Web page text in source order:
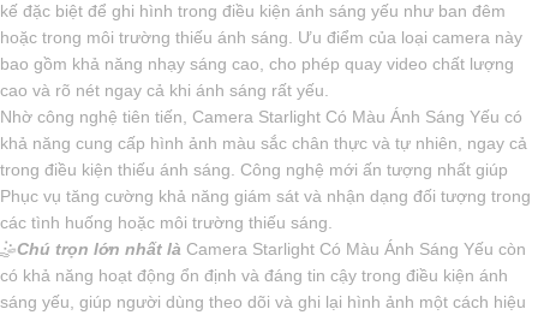
kế đặc biệt để ghi hình trong điều kiện ánh sáng yếu như ban đêm
hoặc trong môi trường thiếu ánh sáng. Ưu điểm của loại camera này
bao gồm khả năng nhạy sáng cao, cho phép quay video chất lượng
cao và rõ nét ngay cả khi ánh sáng rất yếu.
Nhờ công nghệ tiên tiến, Camera Starlight Có Màu Ánh Sáng Yếu có
khả năng cung cấp hình ảnh màu sắc chân thực và tự nhiên, ngay cả
trong điều kiện thiếu ánh sáng. Công nghệ mới ấn tượng nhất giúp
Phục vụ tăng cường khả năng giám sát và nhận dạng đối tượng trong
các tình huống hoặc môi trường thiếu sáng.
🤹Chú trọn lớn nhất là Camera Starlight Có Màu Ánh Sáng Yếu còn
có khả năng hoạt động ổn định và đáng tin cậy trong điều kiện ánh
sáng yếu, giúp người dùng theo dõi và ghi lại hình ảnh một cách hiệu